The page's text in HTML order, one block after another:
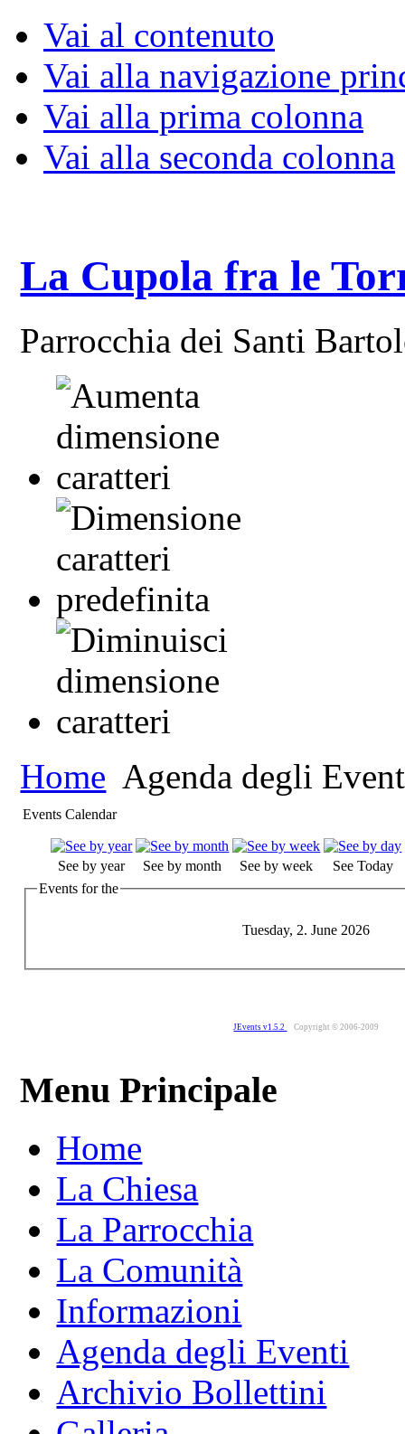
Vai al contenuto
Vai alla navigazione
Vai alla prima colonna
Vai alla seconda colonna
La Cupola fra le
Parrocchia dei Santi
Home Agenda degli
Events Calendar
See by year See by month See by week
See Today
Events for the
Tuesday, 2. June 2026
JEvents v1.5.2 Copyright © 2006-2009
Menu Principale
Home
La Chiesa
La Parrocchia
La Comunità
Informazioni
Agenda degli Eventi
Archivio Bollettini